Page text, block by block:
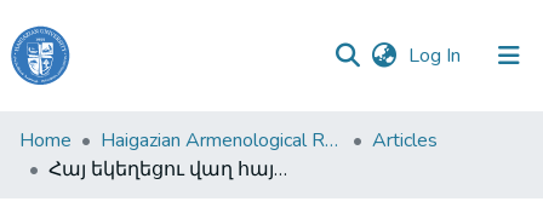
Log In (current)
Haigazian
University
Home Haigazian Armenological Review
Articles
Հայ եկեղեցու վաղ հայրաբանական եւ դաւանաբանական գրականութիւնը արիոսական հակաերրորդաբանութեան աստուածաբանական հիմքերի մասին